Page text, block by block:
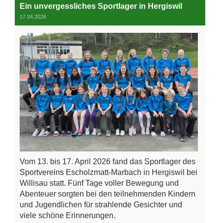
Ein unvergessliches Sportlager in Hergiswil
17.04.2026
Vom 13. bis 17. April 2026 fand das Sportlager des
Sportvereins Escholzmatt-Marbach in Hergiswil bei
Willisau statt. Fünf Tage voller Bewegung und
Abenteuer sorgten bei den teilnehmenden Kindern
und Jugendlichen für strahlende Gesichter und
viele schöne Erinnerungen.